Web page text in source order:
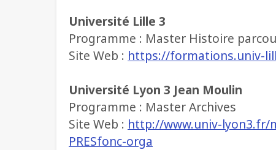
Université Lille 3
Programme : Master Histoire
Site Web : https://formations.univ-
Université Lyon 3 Jean Moulin
Programme : Master Archives
Site Web : http://www.univ-lyon3.fr/
PRESfonc-orga